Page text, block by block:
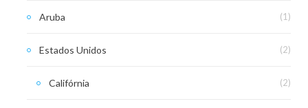
Aruba (1)
Estados Unidos (2)
Califórnia (2)